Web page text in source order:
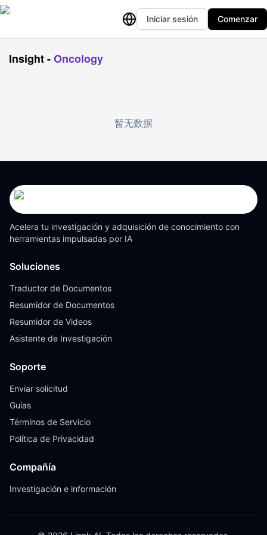
Iniciar sesión Comenzar
Insight-Oncology
暂无数据
Acelera tu investigación y adquisición de conocimiento con
herramientas impulsadas por IA
Soluciones
Traductor de Documentos
Resumidor de Documentos
Resumidor de Videos
Asistente de Investigación
Soporte
Enviar solicitud
Guías
Términos de Servicio
Política de Privacidad
Compañía
Investigación e información